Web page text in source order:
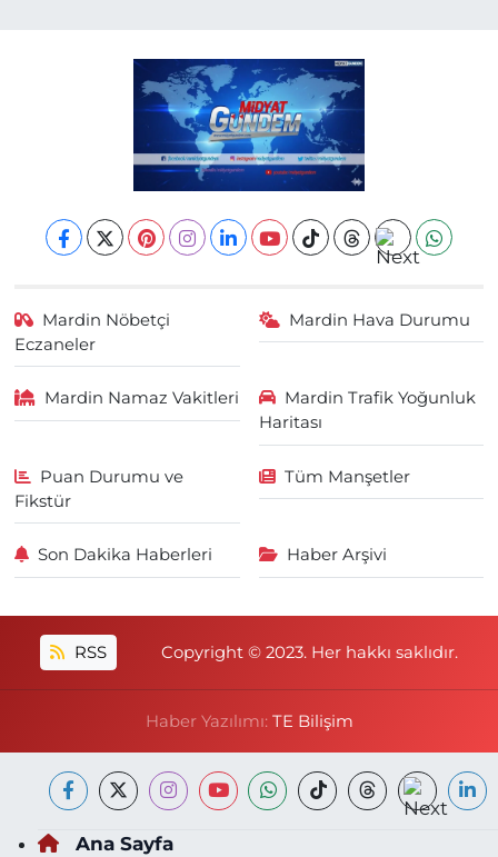
Mardin Nöbetçi
Eczaneler
Mardin Hava Durumu
Mardin Namaz Vakitleri
Mardin Trafik Yoğunluk
Haritası
Puan Durumu ve
Fikstür
Tüm Manşetler
Son Dakika Haberleri Haber Arşivi
RSS Copyright © 2023. Her hakkı saklıdır.
Haber Yazılımı: TE Bilişim
Ana Sayfa